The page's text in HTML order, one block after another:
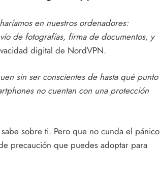
en nuestros ordenadores:
de fotografías, firma de documentos, y
digital de NordVPN.
sin ser conscientes de hasta qué punto
no cuentan con una protección
sobre ti. Pero que no cunda el pánico
precaución que puedes adoptar para